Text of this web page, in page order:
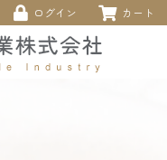
ログイン カート